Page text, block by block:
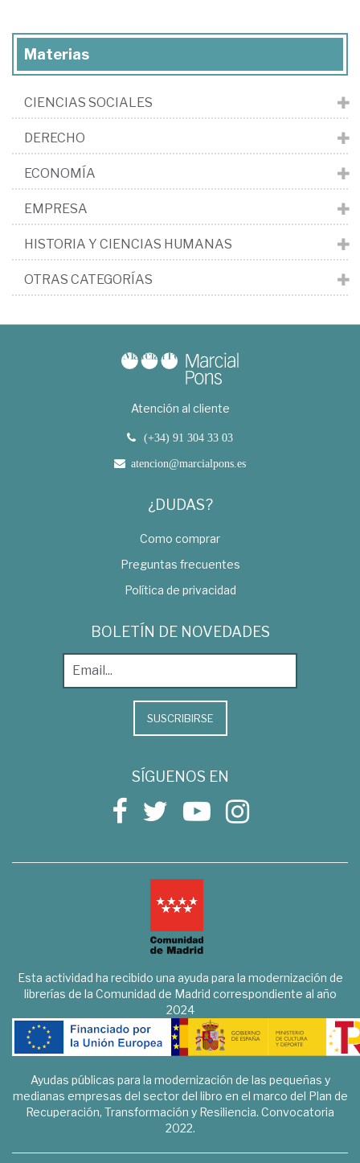
Materias
CIENCIAS SOCIALES
DERECHO
ECONOMÍA
EMPRESA
HISTORIA Y CIENCIAS HUMANAS
OTRAS CATEGORÍAS
Atención al cliente
(+34) 91 304 33 03
atencion@marcialpons.es
¿DUDAS?
Como comprar
Preguntas frecuentes
Política de privacidad
BOLETÍN DE NOVEDADES
SUSCRIBIRSE
SÍGUENOS EN
Esta actividad ha recibido una ayuda para la modernización de
librerías de la Comunidad de Madrid correspondiente al año
2024
Ayudas públicas para la modernización de las pequeñas y
medianas empresas del sector del libro en el marco del Plan de
Recuperación, Transformación y Resiliencia. Convocatoria
2022.